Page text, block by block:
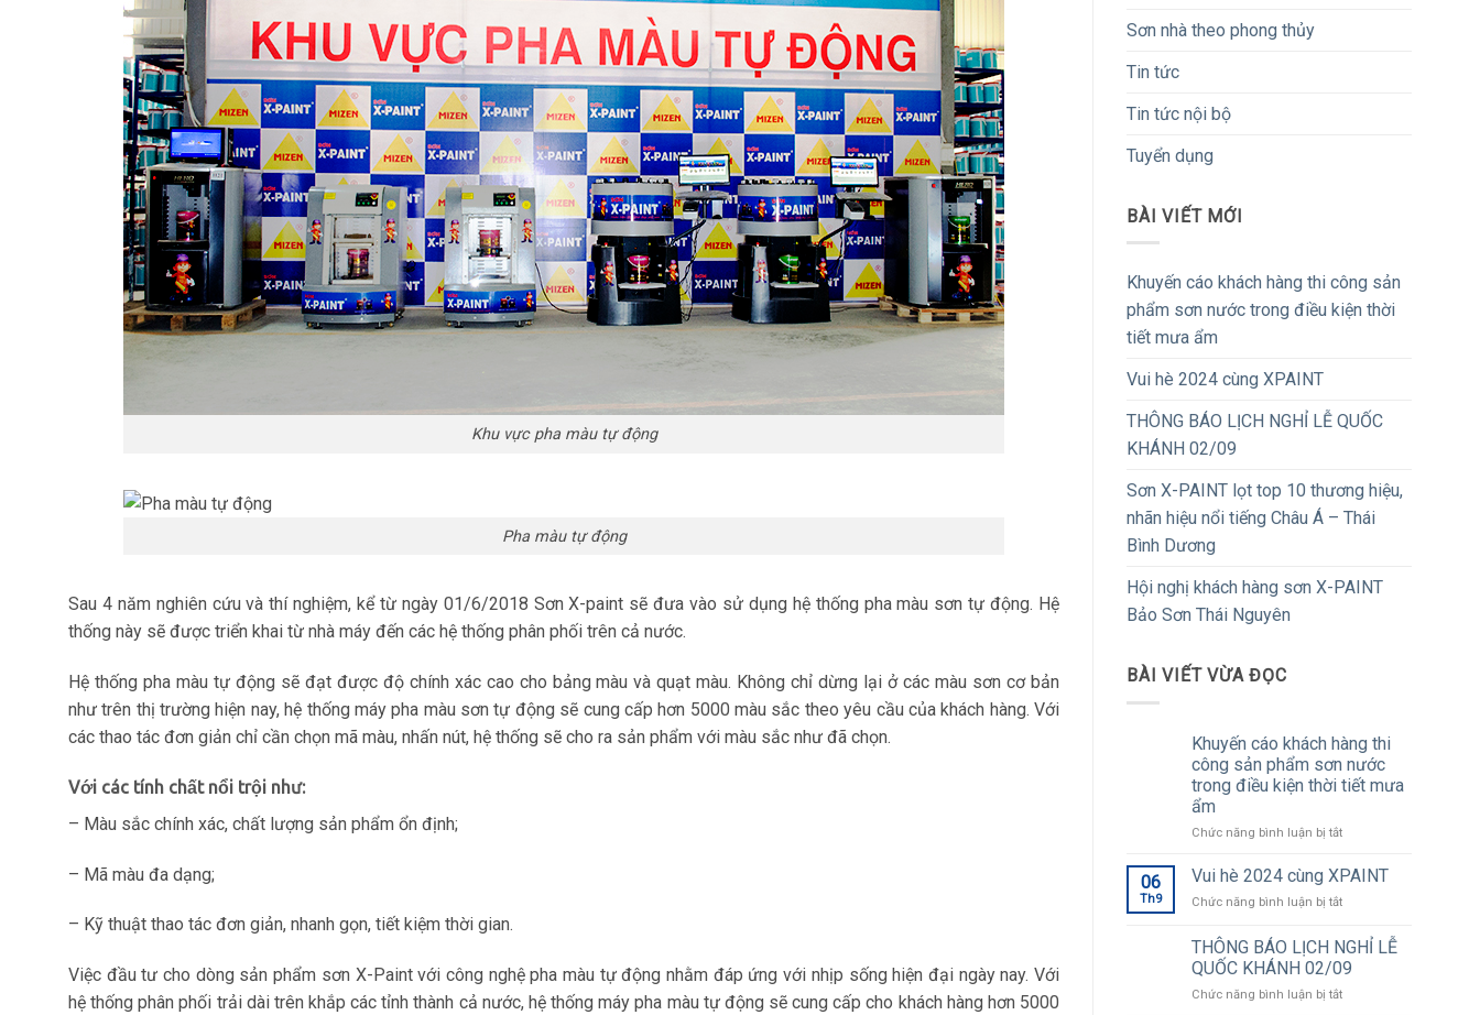
Khu vực pha màu tự động
Pha màu tự động
Sau 4 năm nghiên cứu và thí nghiệm, kể từ ngày 01/6/2018 Sơn X-paint sẽ đưa vào sử dụng hệ thống pha màu sơn tự động. Hệ
thống này sẽ được triển khai từ nhà máy đến các hệ thống phân phối trên cả nước.
Hệ thống pha màu tự động sẽ đạt được độ chính xác cao cho bảng màu và quạt màu. Không chỉ dừng lại ở các màu sơn cơ bản
như trên thị trường hiện nay, hệ thống máy pha màu sơn tự động sẽ cung cấp hơn 5000 màu sắc theo yêu cầu của khách hàng. Với
các thao tác đơn giản chỉ cần chọn mã màu, nhấn nút, hệ thống sẽ cho ra sản phẩm với màu sắc như đã chọn.
Với các tính chất nổi trội như:
– Màu sắc chính xác, chất lượng sản phẩm ổn định;
– Mã màu đa dạng;
– Kỹ thuật thao tác đơn giản, nhanh gọn, tiết kiệm thời gian.
Việc đầu tư cho dòng sản phẩm sơn X-Paint với công nghệ pha màu tự động nhằm đáp ứng với nhịp sống hiện đại ngày nay. Với
hệ thống phân phối trải dài trên khắp các tỉnh thành cả nước, hệ thống máy pha màu tự động sẽ cung cấp cho khách hàng hơn 5000
Sơn nhà theo phong thủy
Tin tức
Tin tức nội bộ
Tuyển dụng
BÀI VIẾT MỚI
Khuyến cáo khách hàng thi công sản
phẩm sơn nước trong điều kiện thời
tiết mưa ẩm
Vui hè 2024 cùng XPAINT
THÔNG BÁO LỊCH NGHỈ LỄ QUỐC
KHÁNH 02/09
Sơn X-PAINT lọt top 10 thương hiệu,
nhãn hiệu nổi tiếng Châu Á – Thái
Bình Dương
Hội nghị khách hàng sơn X-PAINT
Bảo Sơn Thái Nguyên
BÀI VIẾT VỪA ĐỌC
Khuyến cáo khách hàng thi
công sản phẩm sơn nước
trong điều kiện thời tiết mưa
ẩm
Chức năng bình luận bị tắtở
cáo
hàng
công
sản
sơn
06
Th9
Vui hè 2024 cùng XPAINT
Chức năng bình luận bị tắtở
hè
2024
cùng
XPAINT
THÔNG BÁO LỊCH NGHỈ LỄ
QUỐC KHÁNH 02/09
Chức năng bình luận bị tắtở